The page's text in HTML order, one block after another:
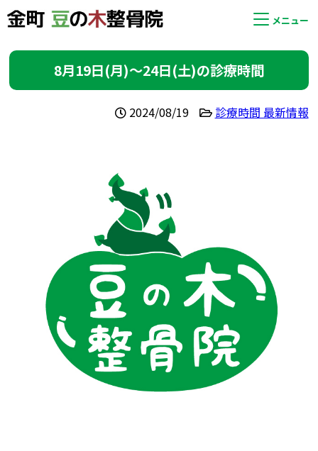
メニュー
8月19日(月)〜24日(土)の診療時間
2024/08/19 診療時間 最新情報